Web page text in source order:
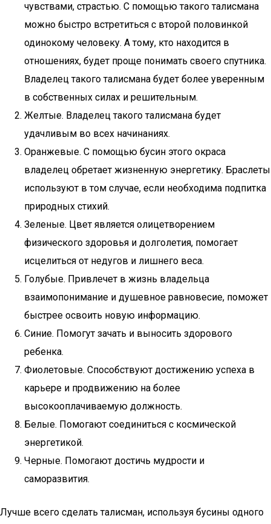
чувствами, страстью. С помощью такого талисмана
можно быстро встретиться с второй половинкой
одинокому человеку. А тому, кто находится в
отношениях, будет проще понимать своего спутника.
Владелец такого талисмана будет более уверенным
в собственных силах и решительным.
Желтые. Владелец такого талисмана будет
удачливым во всех начинаниях.
Оранжевые. С помощью бусин этого окраса
владелец обретает жизненную энергетику. Браслеты
используют в том случае, если необходима подпитка
природных стихий.
Зеленые. Цвет является олицетворением
физического здоровья и долголетия, помогает
исцелиться от недугов и лишнего веса.
Голубые. Привлечет в жизнь владельца
взаимопонимание и душевное равновесие, поможет
быстрее освоить новую информацию.
Синие. Помогут зачать и выносить здорового
ребенка.
Фиолетовые. Способствуют достижению успеха в
карьере и продвижению на более
высокооплачиваемую должность.
Белые. Помогают соединиться с космической
энергетикой.
Черные. Помогают достичь мудрости и
саморазвития.
Лучше всего сделать талисман, используя бусины одного